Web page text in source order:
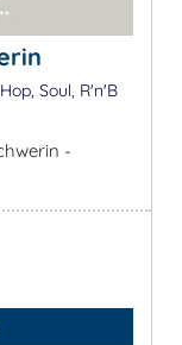
Soul, R'n'B
-